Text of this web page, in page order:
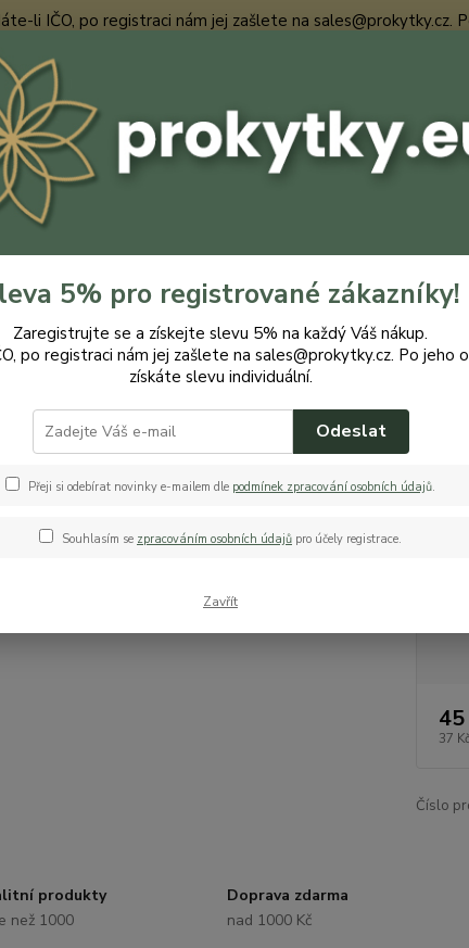
li IČO, po registraci nám jej zašlete na
Hledat Nevíte
+420
un.celozávit 3,0x 30mm ZZ
vrut
37 Kč
Číslo
produkty
než 1000
Doprava zdarma
nad 1000 Kč
5% pro registrované zákazníky!
Zaregistrujte se a získejte slevu 5% na každý Váš nákup.
po registraci nám jej zašlete na sales@prokytky.cz. Po jeho
získáte slevu individuální.
Odeslat
Přeji si odebírat novinky e-mailem dle podmínek zpracování osobních údajů.
Souhlasím se zpracováním osobních údajů pro účely registrace.
Zavřít